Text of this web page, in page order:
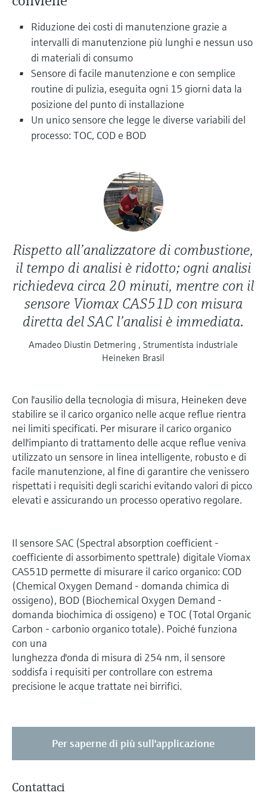
Accesso a Device Viewer
Trova informazioni e documentazione
specifiche sul prodotto
Trova i ricambi giusti
Trova i ricambi per codice prodotto, codice
ordine o numero di serie
microonde
Misura del livello tramite la misura
della pressione
Visualizza tutti
microonde
Memosens technology
Visualizza tutti
modelli decisionali
Riduzione dei costi di manutenzione grazie a
intervalli di manutenzione più lunghi e nessun uso
di materiali di consumo
Sensore di facile manutenzione e con semplice
routine di pulizia, eseguita ogni 15 giorni data la
posizione del punto di installazione
Un unico sensore che legge le diverse variabili del
processo: TOC, COD e BOD
Rispetto all’analizzatore di combustione,
il tempo di analisi è ridotto; ogni analisi
richiedeva circa 20 minuti, mentre con il
sensore Viomax CAS51D con misura
diretta del SAC l’analisi è immediata.
Amadeo Diustin Detmering , Strumentista industriale
Heineken Brasil
Con l'ausilio della tecnologia di misura, Heineken deve
stabilire se il carico organico nelle acque reflue rientra
nei limiti specificati. Per misurare il carico organico
dell'impianto di trattamento delle acque reflue veniva
utilizzato un sensore in linea intelligente, robusto e di
facile manutenzione, al fine di garantire che venissero
rispettati i requisiti degli scarichi evitando valori di picco
elevati e assicurando un processo operativo regolare.
Il sensore SAC (Spectral absorption coefficient -
coefficiente di assorbimento spettrale) digitale Viomax
CAS51D permette di misurare il carico organico: COD
(Chemical Oxygen Demand - domanda chimica di
ossigeno), BOD (Biochemical Oxygen Demand -
domanda biochimica di ossigeno) e TOC (Total Organic
Carbon - carbonio organico totale). Poiché funziona
con una
lunghezza d'onda di misura di 254 nm, il sensore
soddisfa i requisiti per controllare con estrema
precisione le acque trattate nei birrifici.
Per saperne di più sull'applicazione
Contattaci